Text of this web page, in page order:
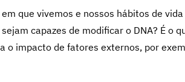
que vivemos e nossos hábitos de
capazes de modificar o DNA? É o
o impacto de fatores externos, por